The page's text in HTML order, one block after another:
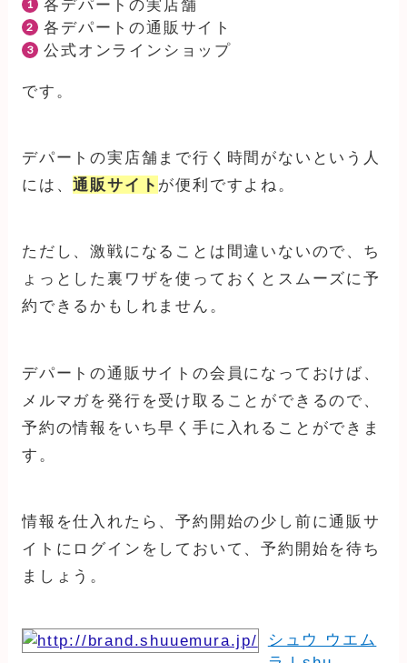
各デパートの実店舗
各デパートの通販サイト
公式オンラインショップ
です。
デパートの実店舗まで行く時間がないという人
には、通販サイト が便利ですよね。
ただし、激戦になることは間違いないので、ち
ょっとした裏ワザを使っておくとスムーズに予
約できるかもしれません。
デパートの通販サイトの会員になっておけば、
メルマガを発行を受け取ることができるので、
予約の情報をいち早く手に入れることができま
す。
情報を仕入れたら、予約開始の少し前に通販サ
イトにログインをしておいて、予約開始を待ち
ましょう。
シュウ ウエム